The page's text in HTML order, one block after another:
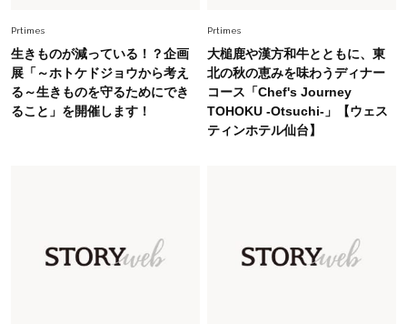
初夏はこれさえあれば！40代は【淡色ワンピ】
で即涼しげ＆上品見え〈3選〉
Fashion
【40代のTシャツコーデ】超ビッグサイズ×きれ
いめハーフパンツでモードに昇華
Prtimes
生きものが減っている！？企画
展「～ホトケドジョウから考え
る～生きものを守るためにでき
ること」を開催します！
Prtimes
大槌鹿や漢方和牛とともに、東
北の秋の恵みを味わうディナー
コース「Chef's Journey
TOHOKU -Otsuchi-」【ウェス
ティンホテル仙台】